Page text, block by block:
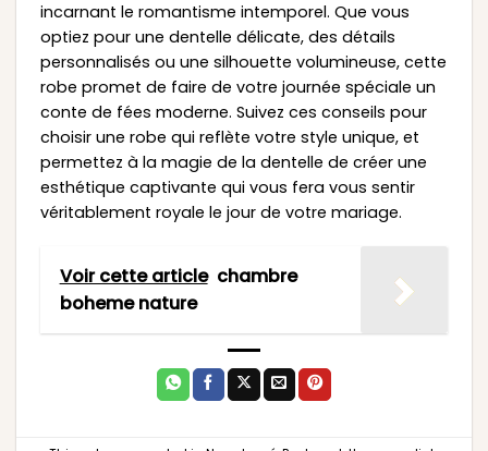
incarnant le romantisme intemporel. Que vous
optiez pour une dentelle délicate, des détails
personnalisés ou une silhouette volumineuse, cette
robe promet de faire de votre journée spéciale un
conte de fées moderne. Suivez ces conseils pour
choisir une robe qui reflète votre style unique, et
permettez à la magie de la dentelle de créer une
esthétique captivante qui vous fera vous sentir
véritablement royale le jour de votre mariage.
Voir cette article chambre
boheme nature